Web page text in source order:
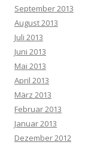
September 2013
August 2013
Juli 2013
Juni 2013
Mai 2013
April 2013
März 2013
Februar 2013
Januar 2013
Dezember 2012